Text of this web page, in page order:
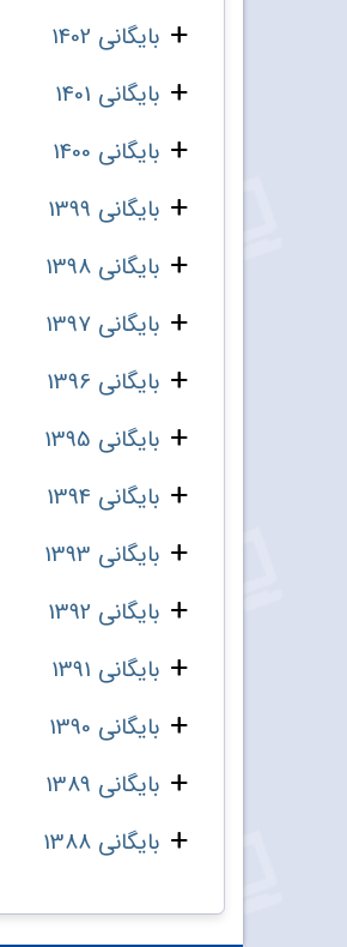
بایگانی 1402
بایگانی 1401
بایگانی 1400
بایگانی 1399
بایگانی 1398
بایگانی 1397
بایگانی 1396
بایگانی 1395
بایگانی 1394
بایگانی 1393
بایگانی 1392
بایگانی 1391
بایگانی 1390
بایگانی 1389
بایگانی 1388